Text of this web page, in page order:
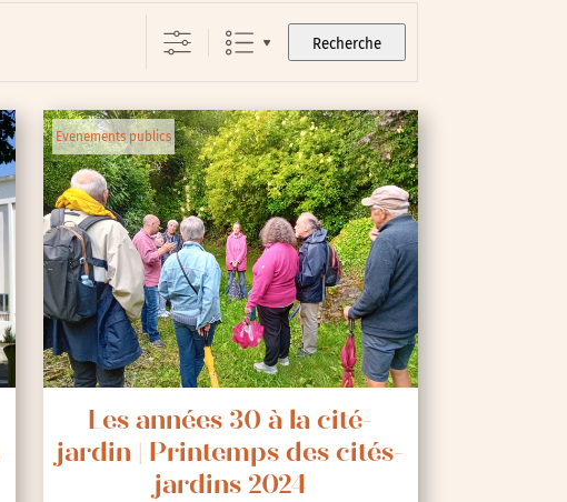
Recherche
Evenements publics
Les années 30 à la cité-
jardin | Printemps des cités-
jardins 2024